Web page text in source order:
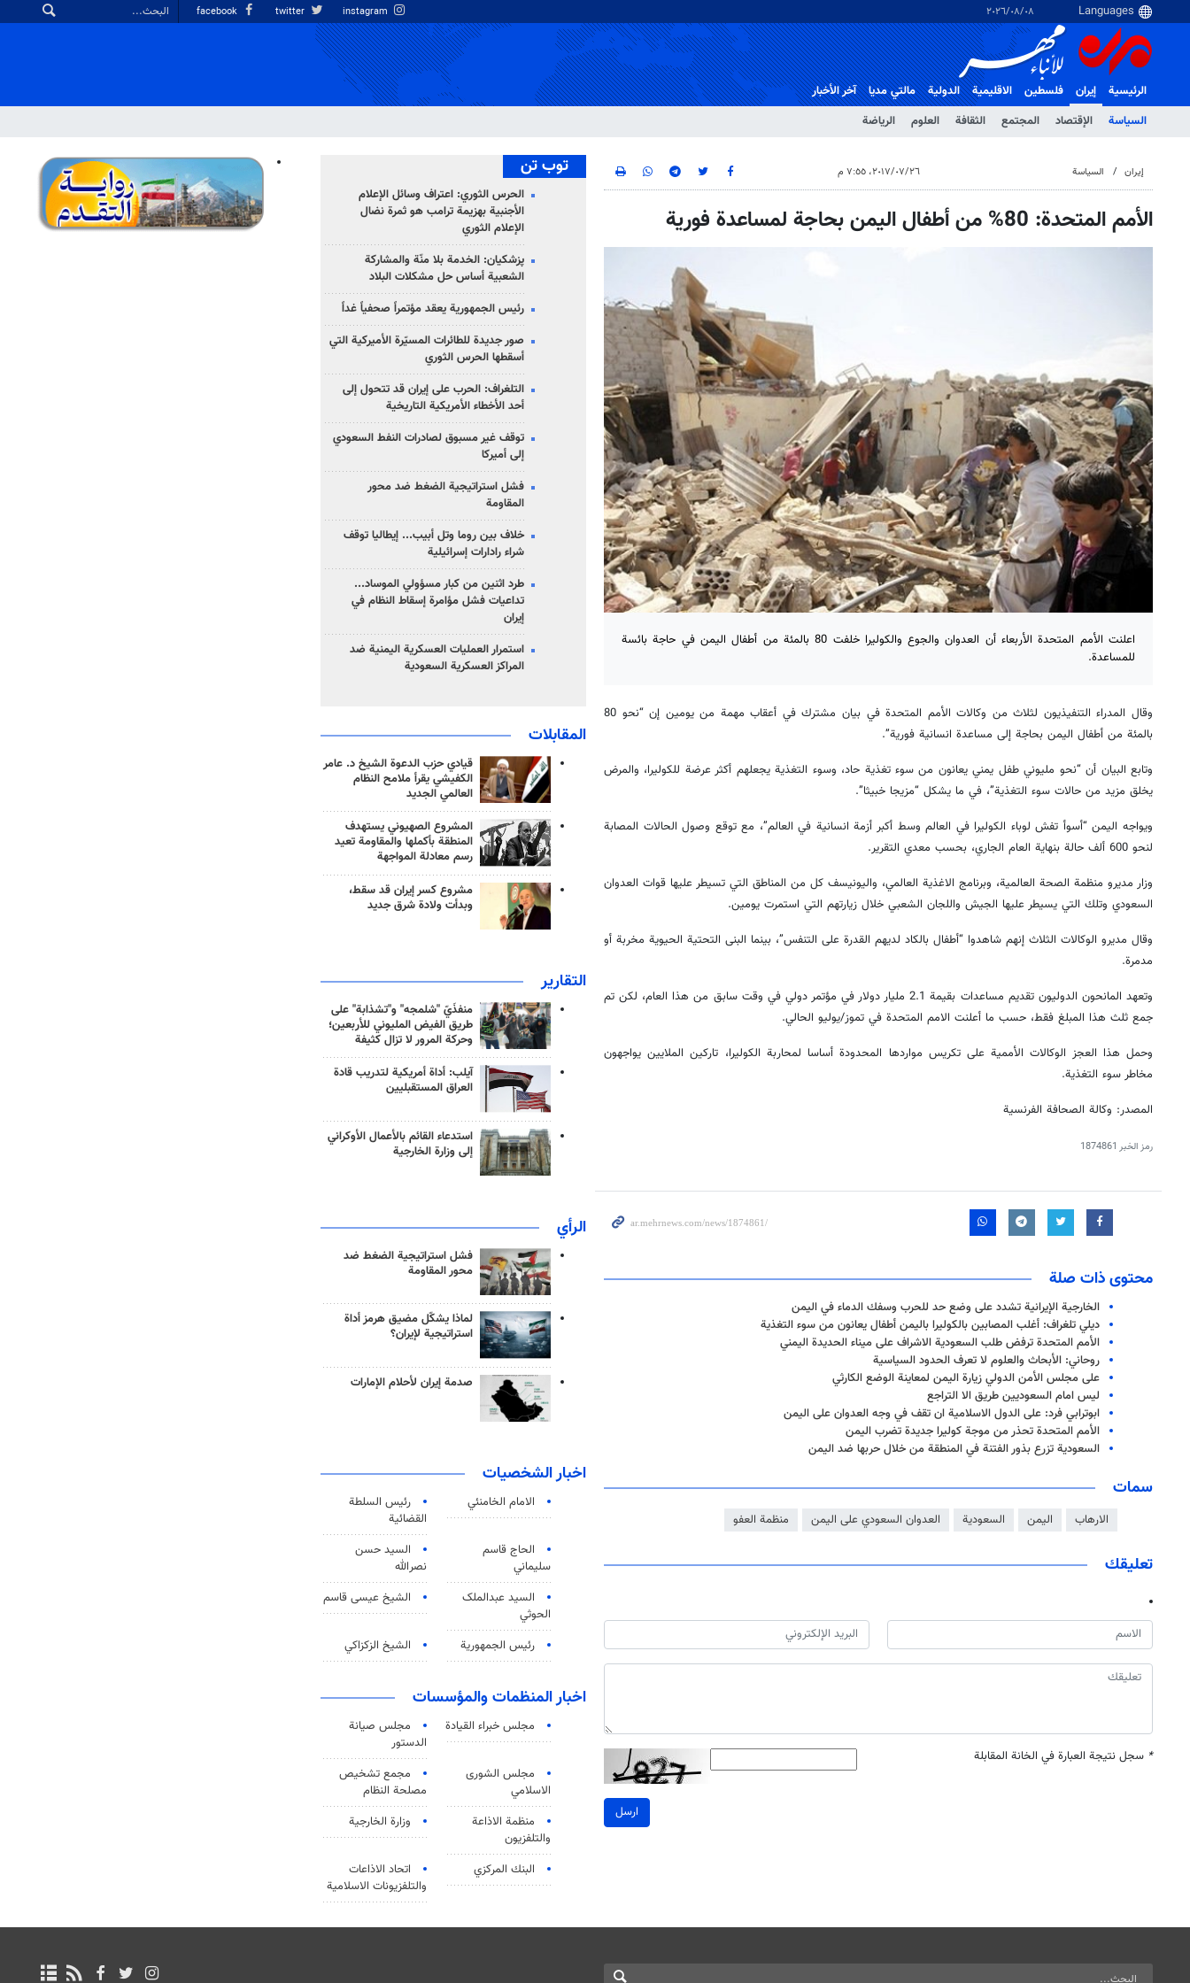
٠٨‏/٠٨‏/٢٠٢٦
الرئيسية
إيران
السياسة
الإقتصاد المجتمع الثقافة العلوم الرياضة
فلسطین الاقلیمیة الدولية مالتي مدیا آخر الأخبار
إيران السياسة ٢٦‏/٠٧‏/٢٠١٧، ٧:٥٥ م
الأمم المتحدة: 80% من أطفال اليمن بحاجة لمساعدة فورية
اعلنت الأمم المتحدة الأربعاء أن العدوان والجوع والكوليرا خلفت 80 بالمئة من أطفال اليمن في حاجة بائسة
للمساعدة.
وقال المدراء التنفيذيون لثلاث من وكالات الأمم المتحدة في بيان مشترك في أعقاب مهمة من يومين إن “نحو 80
بالمئة من أطفال اليمن بحاجة إلى مساعدة انسانية فورية”.
وتابع البيان أن “نحو مليوني طفل يمني يعانون من سوء تغذية حاد، وسوء التغذية يجعلهم أكثر عرضة للكوليرا، والمرض
يخلق مزيد من حالات سوء التغذية”، في ما يشكل “مزيجا خبيثا”.
ويواجه اليمن “أسوأ تفش لوباء الكوليرا في العالم وسط أكبر أزمة انسانية في العالم”، مع توقع وصول الحالات المصابة
لنحو 600 ألف حالة بنهاية العام الجاري، بحسب معدي التقرير.
وزار مديرو منظمة الصحة العالمية، وبرنامج الاغذية العالمي، واليونيسف كل من المناطق التي تسيطر عليها قوات العدوان
السعودي وتلك التي يسيطر عليها الجيش واللجان الشعبي خلال زيارتهم التي استمرت يومين.
وقال مديرو الوكالات الثلاث إنهم شاهدوا “أطفال بالكاد لديهم القدرة على التنفس”، بينما البنى التحتية الحيوية مخربة أو
مدمرة.
وتعهد المانحون الدوليون تقديم مساعدات بقيمة 2.1 مليار دولار في مؤتمر دولي في وقت سابق من هذا العام، لكن تم
جمع ثلث هذا المبلغ فقط، حسب ما أعلنت الامم المتحدة في تموز/يوليو الحالي.
وحمل هذا العجز الوكالات الأممية على تكريس مواردها المحدودة أساسا لمحاربة الكوليرا، تاركين الملايين يواجهون
مخاطر سوء التغذية.
المصدر: وكالة الصحافة الفرنسية
رمز الخبر 1874861
محتوى ذات صلة
الخارجية الإيرانية تشدد على وضع حد للحرب وسفك الدماء في اليمن
ديلي تلغراف: أغلب المصابين بالكوليرا باليمن أطفال يعانون من سوء التغذية
الأمم المتحدة ترفض طلب السعودية الاشراف على ميناء الحديدة اليمني
روحاني: الأبحاث والعلوم لا تعرف الحدود السياسية
على مجلس الأمن الدولي زيارة اليمن لمعاينة الوضع الكارثي
ليس امام السعوديين طريق الا التراجع
ابوترابي فرد: على الدول الاسلامية ان تقف في وجه العدوان على اليمن
الأمم المتحدة تحذر من موجة كوليرا جديدة تضرب اليمن
السعودية تزرع بذور الفتنة في المنطقة من خلال حربها ضد اليمن
سمات
الارهاب اليمن السعودية العدوان السعودي على اليمن منظمة العفو
تعليقك
* سجل نتيجة العبارة في الخانة المقابلة
ارسل
توب تن
الحرس الثوري: اعتراف وسائل الإعلام
الأجنبية بهزيمة ترامب هو ثمرة نضال
الإعلام الثوري
پزشکیان: الخدمة بلا منّة والمشاركة
الشعبية أساس حل مشكلات البلاد
رئيس الجمهورية يعقد مؤتمراً صحفياً غداً
صور جديدة للطائرات المسيّرة الأميركية التي
أسقطها الحرس الثوري
التلغراف: الحرب على إيران قد تتحول إلى
أحد الأخطاء الأمريكية التاريخية
توقف غير مسبوق لصادرات النفط السعودي
إلى أميركا
فشل استراتيجية الضغط ضد محور
المقاومة
خلاف بين روما وتل أبيب... إيطاليا توقف
شراء رادارات إسرائيلية
طرد اثنين من كبار مسؤولي الموساد...
تداعيات فشل مؤامرة إسقاط النظام في
إيران
استمرار العمليات العسكرية اليمنية ضد
المراكز العسكرية السعودية
المقابلات
قيادي حزب الدعوة الشيخ د. عامر
الكفيشي يقرأ ملامح النظام
العالمي الجديد
المشروع الصهيوني يستهدف
المنطقة بأكملها والمقاومة تعيد
رسم معادلة المواجهة
مشروع كسر إيران قد سقط،
وبدأت ولادة شرق جديد
التقارير
منفذَيّ "شلمجه" و"تشذابة" على
طريق الفيض المليوني للأربعين؛
وحركة المرور لا تزال كثيفة
آيلب: أداة أمريكية لتدريب قادة
العراق المستقبليين
استدعاء القائم بالأعمال الأوكراني
إلى وزارة الخارجية
الرأي
فشل استراتيجية الضغط ضد
محور المقاومة
لماذا يشكّل مضيق هرمز أداة
استراتيجية لإيران؟
صدمة إيران لأحلام الإمارات
اخبار الشخصيات
الامام الخامنئي
رئیس السلطة
القضائیة
الحاج قاسم
سليماني
السيد حسن
نصرالله
السید عبدالملک
الحوثي
الشيخ عيسى قاسم
رئيس الجمهورية الشيخ الزكزاكي
اخبار المنظمات والمؤسسات
مجلس خبراء القيادة
مجلس صيانة
الدستور
مجلس الشورى
الاسلامي
مجمع تشخيص
مصلحة النظام
منظمة الاذاعة
والتلفزیون
وزارة الخارجية
البنك المركزي
اتحاد الاذاعات
والتلفزيونات الاسلامية